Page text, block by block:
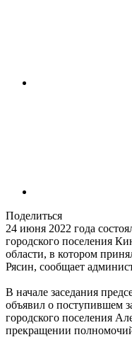
Поделиться
24 июня 2022 года
городского поселения
области, в котором
Рясин, сообщает
В начале заседания
объявил о поступившем
городского поселения
прекращении